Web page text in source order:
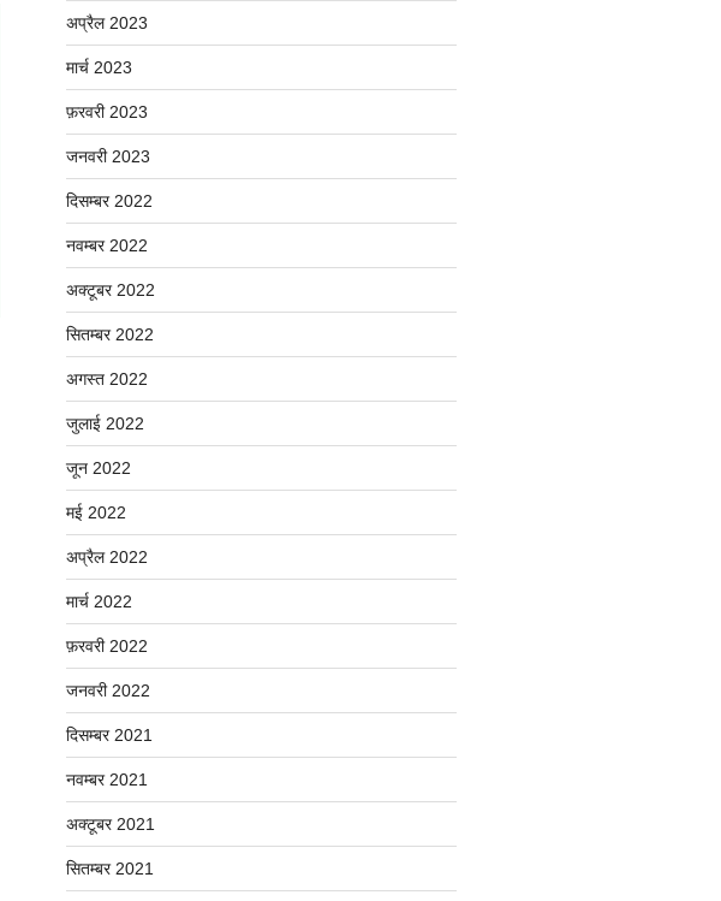
अप्रैल 2023
मार्च 2023
फ़रवरी 2023
जनवरी 2023
दिसम्बर 2022
नवम्बर 2022
अक्टूबर 2022
सितम्बर 2022
अगस्त 2022
जुलाई 2022
जून 2022
मई 2022
अप्रैल 2022
मार्च 2022
फ़रवरी 2022
जनवरी 2022
दिसम्बर 2021
नवम्बर 2021
अक्टूबर 2021
सितम्बर 2021